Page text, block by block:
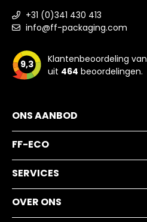
+31 (0)341 430 413
info@ff-packaging.com
9,3 Klantenbeoordeling van
uit 464 beoordelingen.
ONS AANBOD
FF-ECO
SERVICES
OVER ONS